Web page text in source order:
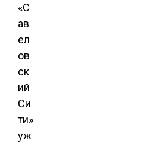
«С
ав
ел
ов
ск
ий
Си
ти»
уж